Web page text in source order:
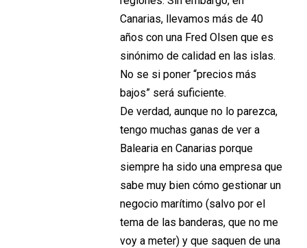
Canarias, llevamos más de 40
años con una Fred Olsen que es
sinónimo de calidad en las islas.
No se si poner “precios más
bajos” será suficiente.
De verdad, aunque no lo parezca,
tengo muchas ganas de ver a
Balearia en Canarias porque
siempre ha sido una empresa que
sabe muy bien cómo gestionar un
negocio marítimo (salvo por el
tema de las banderas, que no me
voy a meter) y que saquen de una